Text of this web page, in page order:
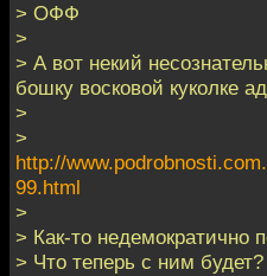
> ОФФ
>
> А вот некий
бошку восковой куколке
>
>
http://
99.html
>
> Как-то недемократично
> Что теперь с ним будет?